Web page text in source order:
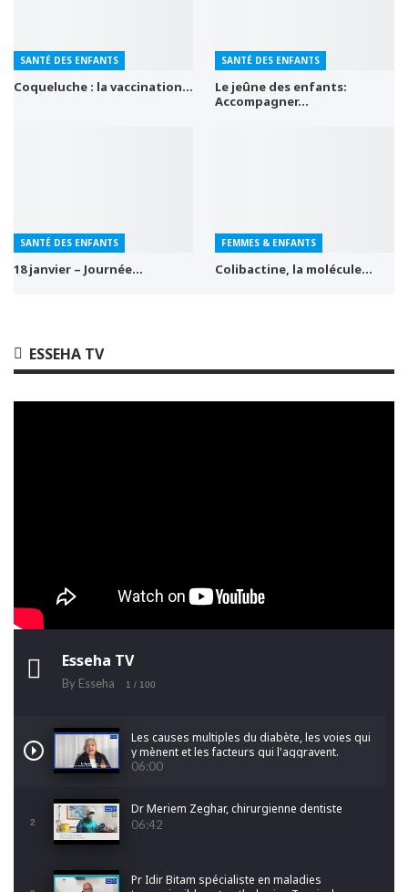
SANTÉ DES ENFANTS
Coqueluche : la vaccination…
SANTÉ DES ENFANTS
Le jeûne des enfants:
Accompagner…
SANTÉ DES ENFANTS
18 janvier – Journée…
FEMMES & ENFANTS
Colibactine, la molécule…
ESSEHA TV
Esseha TV
By Esseha 1 / 100
Les causes multiples du diabète, les voies qui
y mènent et les facteurs qui l'aggravent.
06:00
2
Dr Meriem Zeghar, chirurgienne dentiste
06:42
Pr Idir Bitam spécialiste en maladies